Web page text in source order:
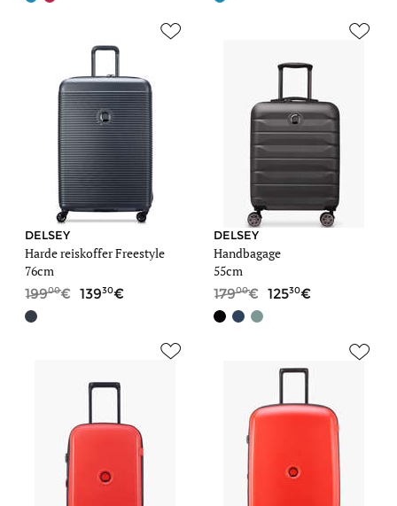
DELSEY
Harde reiskoffer Freestyle
76cm
19900 13930
DELSEY
Handbagage
55cm
17900 12530